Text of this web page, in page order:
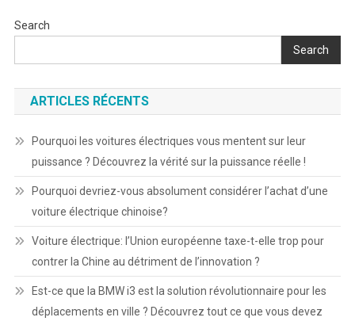
Search
Search
ARTICLES RÉCENTS
Pourquoi les voitures électriques vous mentent sur leur
puissance ? Découvrez la vérité sur la puissance réelle !
Pourquoi devriez-vous absolument considérer l’achat d’une
voiture électrique chinoise?
Voiture électrique: l’Union européenne taxe-t-elle trop pour
contrer la Chine au détriment de l’innovation ?
Est-ce que la BMW i3 est la solution révolutionnaire pour les
déplacements en ville ? Découvrez tout ce que vous devez